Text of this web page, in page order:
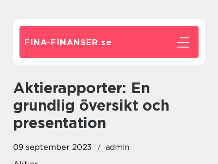
FINA-FINANSER.se
Aktierapporter: En
grundlig översikt och
presentation
09 september 2023
admin